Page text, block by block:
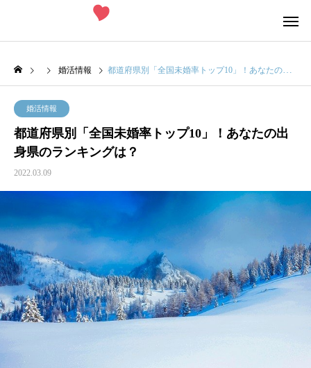
婚活情報 都道府県別「全国未婚率トップ10」！あなたの出身県のランキングは？
婚活情報
都道府県別「全国未婚率トップ10」！あなたの出
身県のランキングは？
2022.03.09